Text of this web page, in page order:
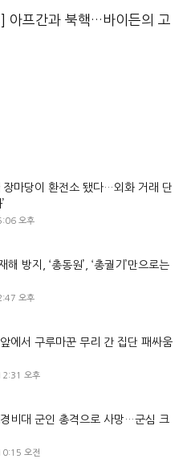
아프간과 북핵…바이든의 고
장마당이 환전소 됐다…외화 거래 단
오후
해 방지, ‘총동원’, ‘총궐기’만으로는
오후
에서 구루마꾼 무리 간 집단 패싸움
오후
비대 군인 총격으로 사망…군심 크
오전